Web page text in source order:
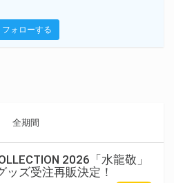
フォローする
全期間
2026「水龍敬」
ッズ受注再販決定！